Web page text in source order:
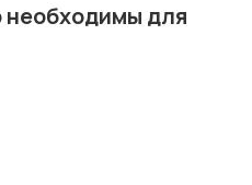
необходимы для